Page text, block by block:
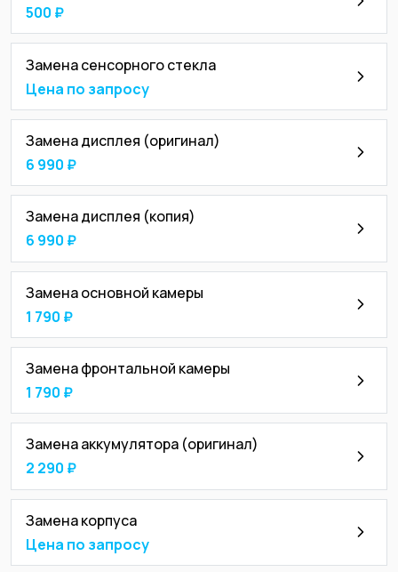
500 ₽
Замена сенсорного стекла
Цена по запросу
Замена дисплея (оригинал)
6 990 ₽
Замена дисплея (копия)
6 990 ₽
Замена основной камеры
1 790 ₽
Замена фронтальной камеры
1 790 ₽
Замена аккумулятора (оригинал)
2 290 ₽
Замена корпуса
Цена по запросу